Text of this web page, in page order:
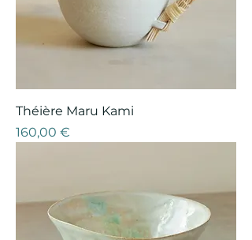
Théière Maru Kami
Prix
160,00 €